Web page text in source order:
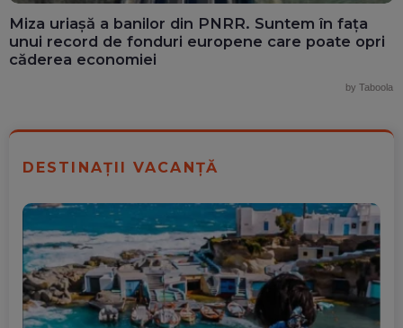
Miza uriașă a banilor din PNRR. Suntem în fața
unui record de fonduri europene care poate opri
căderea economiei
by Taboola
DESTINAȚII VACANȚĂ